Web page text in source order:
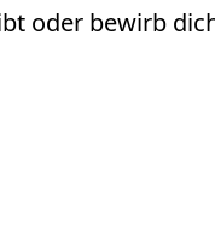
oder bewirb